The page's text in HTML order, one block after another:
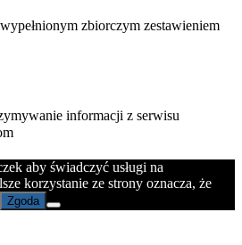
zbiorczym zestawieniem
informacji z serwisu
aby świadczyć usługi na
korzystanie ze strony oznacza, że
Zgoda